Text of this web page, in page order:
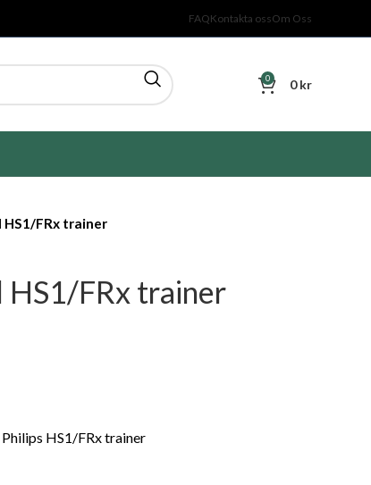
FAQKontakta ossOm Oss
0 0kr
FRx trainer
FRx trainer
HS1/FRx trainer